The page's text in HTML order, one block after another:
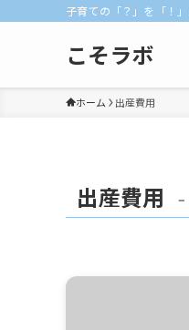
子育ての「？」を「！
こそラボ
ホーム 出産費用
出産費用